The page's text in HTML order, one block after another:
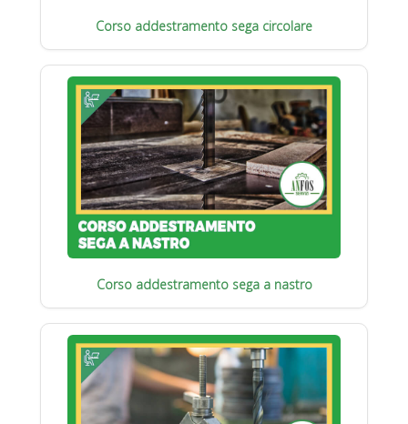
Corso addestramento sega circolare
Corso addestramento sega a nastro